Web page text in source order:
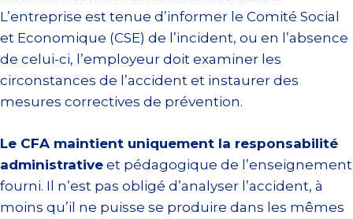
L’entreprise est tenue d’informer le Comité Social
et Economique (CSE) de l’incident, ou en l’absence
de celui-ci, l’employeur doit examiner les
circonstances de l’accident et instaurer des
mesures correctives de prévention.
Le CFA maintient uniquement la responsabilité
administrative et pédagogique de l’enseignement
fourni. Il n’est pas obligé d’analyser l’accident, à
moins qu’il ne puisse se produire dans les mêmes